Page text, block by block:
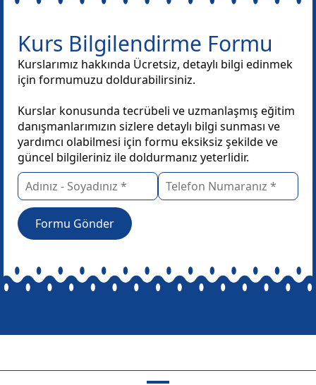
Kurs Bilgilendirme Formu
Kurslarımız hakkında Ücretsiz, detaylı bilgi edinmek
için formumuzu doldurabilirsiniz.
Kurslar konusunda tecrübeli ve uzmanlaşmış eğitim
danışmanlarımızın sizlere detaylı bilgi sunması ve
yardımcı olabilmesi için formu eksiksiz şekilde ve
güncel bilgileriniz ile doldurmanız yeterlidir.
Formu Gönder